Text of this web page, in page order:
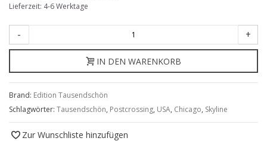
Lieferzeit: 4-6 Werktage
- +
IN DEN WARENKORB
Brand: Edition Tausendschön
Schlagwörter: Tausendschön, Postcrossing, USA, Chicago, Skyline
Zur Wunschliste hinzufügen